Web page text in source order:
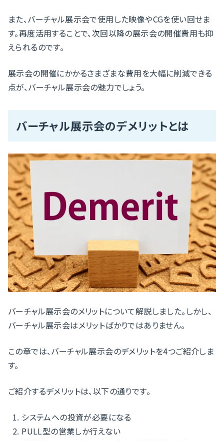
また、バーチャル展示会で使用した映像やCGを使い回せま
す。再度活用することで、次回以降の展示会の開催費用も抑
えられるのです。
展示会の開催にかかるさまざまな費用を大幅に削減できる
点が、バーチャル展示会の魅力でしょう。
バーチャル展示会のデメリットとは
バーチャル展示会のメリットについて解説しました。しかし、
バーチャル展示会はメリットばかりではありません。
この章では、バーチャル展示会のデメリットを4つご紹介しま
す。
ご紹介するデメリットは、以下の通りです。
システムへの投資が必要になる
PULL型の営業しか行えない